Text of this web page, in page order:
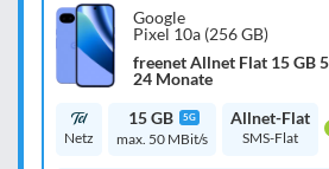
Google
Pixel 10a (256 GB)
freenet Allnet Flat 15 GB
24 Monate
Netz
15 GB 5G
max. 50 MBit/s
Allnet-Flat
SMS-Flat